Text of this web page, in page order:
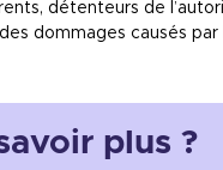
détenteurs de
dommages causés
plus ?